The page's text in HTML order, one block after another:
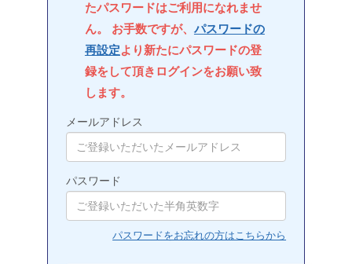
たパスワードはご利用になれませ
ん。 お手数ですが、 パスワードの
再設定より新たにパスワードの登
録をして頂きログインをお願い致
します。
メールアドレス
パスワード
パスワードをお忘れの方はこちらから